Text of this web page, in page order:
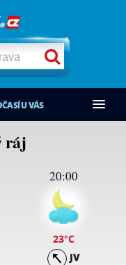
U VÁS
ráj
20:00
23°C
JV